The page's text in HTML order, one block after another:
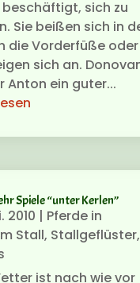
sich zu
Sie beißen sich in
die Vorderfüße oder
sich an.
Anton ein guter...
Spiele “unter Kerlen”
2010 | Pferde in
Stall, Stallgeflüster,
ist nach wie vor